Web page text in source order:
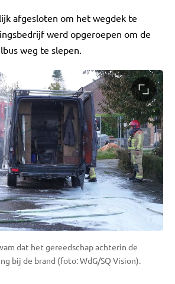
afgesloten om het wegdek te
werd opgeroepen om de
weg te slepen.
dat het gereedschap achterin de
bij de brand (foto: WdG/SQ Vision).